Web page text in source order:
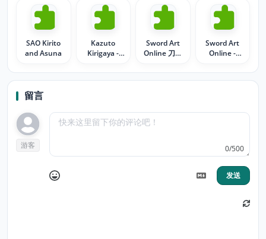
SAO Kirito
and Asuna
Kazuto
Kirigaya -
SAO
Sword Art
Online 刀剑
Eugeo Kirito
Sword Art
Online -
Asuna
留言
游客 0/500
发送